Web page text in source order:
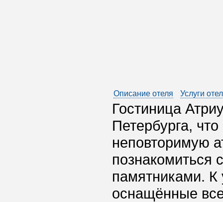
Описание отеля Услуги
Гостиница
Петербурга,
неповторимую
познакомиться
памятниками. К
оснащённые